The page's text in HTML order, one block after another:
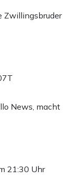
Zwillingsbruder
News, macht
21:30 Uhr